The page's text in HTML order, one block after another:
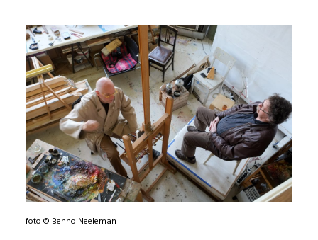
foto © Benno Neeleman